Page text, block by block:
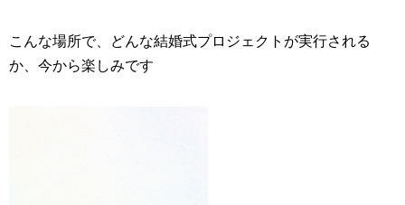
こんな場所で、どんな結婚式プロジェクトが実行される
か、今から楽しみです